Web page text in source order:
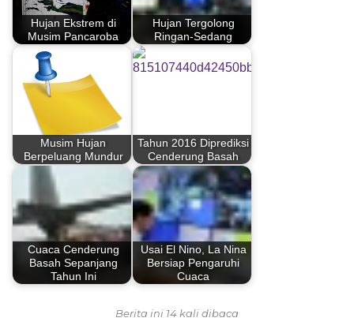
Hujan Ekstrem di
Musim Pancaroba
Hujan Tergolong
Ringan-Sedang
Musim Hujan
Berpeluang Mundur
Tahun 2016 Diprediksi
Cenderung Basah
Cuaca Cenderung
Basah Sepanjang
Tahun Ini
Usai El Nino, La Nina
Bersiap Pengaruhi
Cuaca
Berita ini 14 kali dibaca